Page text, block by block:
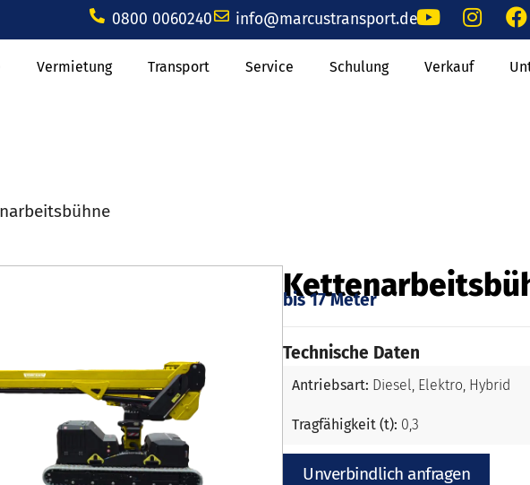
0800 0060240 info@marcustransport.de
Vermietung Transport Service Schulung Verkauf
bis 17 Meter
Technische Daten
Antriebsart: Diesel, Elektro, Hybrid
Tragfähigkeit (t): 0,3
Unverbindlich anfragen